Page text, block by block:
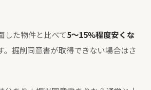
した物件と比べて5〜15%程度安くな
。掘削同意書が取得できない場合はさ